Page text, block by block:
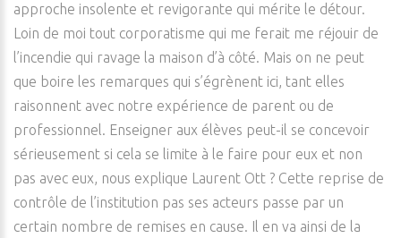
approche insolente et revigorante qui mérite le détour.
Loin de moi tout corporatisme qui me ferait me réjouir de
l’incendie qui ravage la maison d’à côté. Mais on ne peut
que boire les remarques qui s’égrènent ici, tant elles
raisonnent avec notre expérience de parent ou de
professionnel. Enseigner aux élèves peut-il se concevoir
sérieusement si cela se limite à le faire pour eux et non
pas avec eux, nous explique Laurent Ott ? Cette reprise de
contrôle de l’institution pas ses acteurs passe par un
certain nombre de remises en cause. Il en va ainsi de la